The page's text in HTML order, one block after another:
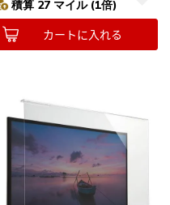
積算 27 マイル (1倍)
カートに入れる